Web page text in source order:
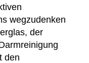
wegzudenken
der
den